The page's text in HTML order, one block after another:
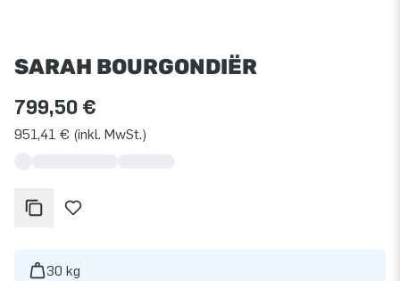
SARAH BOURGONDIËR
799,50 €
951,41 € (inkl. MwSt.)
30 kg